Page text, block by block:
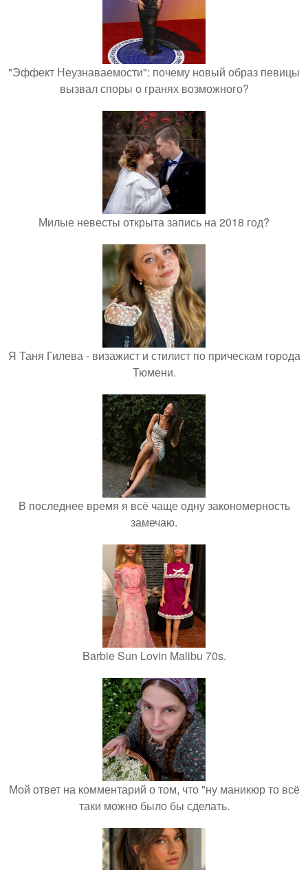
"Эффект Неузнаваемости": почему новый образ певицы
вызвал споры о гранях возможного?
Милые невесты открыта запись на 2018 год?
Я Таня Гилева - визажист и стилист по прическам города
Тюмени.
В последнее время я всё чаще одну закономерность
замечаю.
Barbie Sun Lovin Malibu 70s.
Мой ответ на комментарий о том, что "ну маникюр то всё
таки можно было бы сделать.